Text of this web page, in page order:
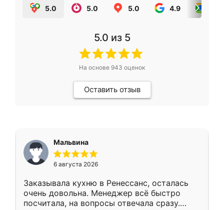
5.0 5.0 5.0 4.9
5.0 из 5
На основе 943 оценок
Оставить отзыв
Мальвина
6 августа 2026
Заказывала кухню в Ренессанс, осталась
очень довольна. Менеджер всё быстро
посчитала, на вопросы отвечала сразу.